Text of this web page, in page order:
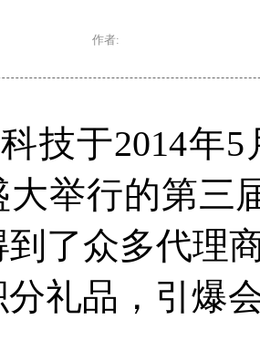
作者:
技于2014年
大举行的第三
了众多代理
分礼品，引爆